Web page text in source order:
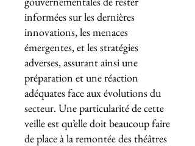
informées sur les dernières
innovations, les menaces
émergentes, et les stratégies
adverses, assurant ainsi une
préparation et une réaction
adéquates face aux évolutions du
secteur. Une particularité de cette
veille est qu’elle doit beaucoup faire
de place à la remontée des théâtres